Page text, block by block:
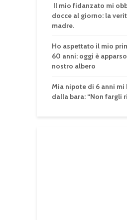
Il mio fidanzato mi
docce al giorno: la
madre.
Ho aspettato il mio
60 anni: oggi è
nostro albero
Mia nipote di 6 anni mi
dalla bara: “Non fargli